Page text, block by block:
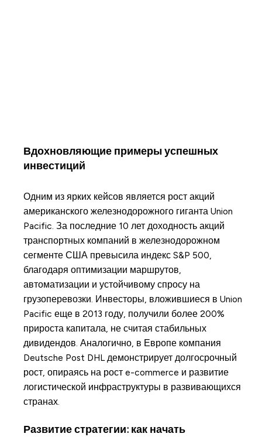
Вдохновляющие примеры успешных
инвестиций
Одним из ярких кейсов является рост акций
американского железнодорожного гиганта Union
Pacific. За последние 10 лет доходность акций
транспортных компаний в железнодорожном
сегменте США превысила индекс S&P 500,
благодаря оптимизации маршрутов,
автоматизации и устойчивому спросу на
грузоперевозки. Инвесторы, вложившиеся в Union
Pacific еще в 2013 году, получили более 200%
прироста капитала, не считая стабильных
дивидендов. Аналогично, в Европе компания
Deutsche Post DHL демонстрирует долгосрочный
рост, опираясь на рост e-commerce и развитие
логистической инфраструктуры в развивающихся
странах.
Развитие стратегии: как начать